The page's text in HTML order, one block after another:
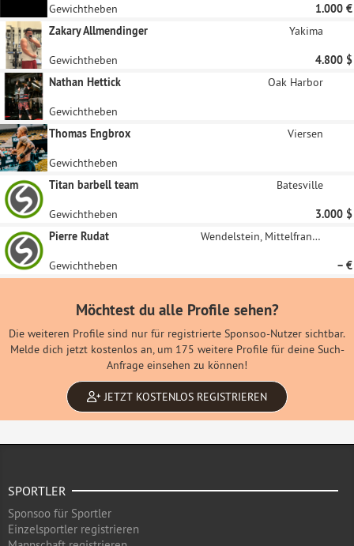
Gewichtheben
1.000 €
Zakary Allmendinger
Yakima
Gewichtheben
4.800 $
Nathan Hettick
Oak Harbor
Gewichtheben
Thomas Engbrox
Viersen
Gewichtheben
Titan barbell team
Batesville
Gewichtheben
3.000 $
Pierre Rudat
Wendelstein, Mittelfranken
Gewichtheben – €
Möchtest du alle Profile sehen?
Die weiteren Profile sind nur für registrierte Sponsoo-Nutzer sichtbar.
Melde dich jetzt kostenlos an, um 175 weitere Profile für deine Such-
Anfrage einsehen zu können!
JETZT KOSTENLOS REGISTRIEREN
SPORTLER
Sponsoo für Sportler
Einzelsportler registrieren